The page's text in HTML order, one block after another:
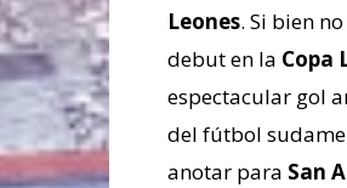
Leones. Si bien
debut en la Copa
espectacular gol
del fútbol
anotar para San